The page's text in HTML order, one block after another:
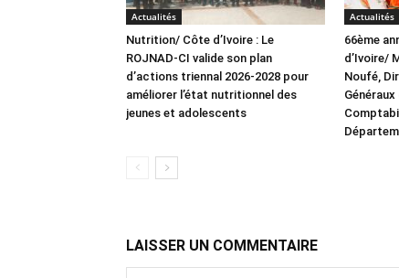
Actualités
Nutrition/ Côte d’Ivoire : Le
ROJNAD-CI valide son plan
d’actions triennal 2026-2028 pour
améliorer l’état nutritionnel des
jeunes et adolescents
Actualités
66ème
d’Ivoire/
Noufé,
LAISSER UN COMMENTAIRE